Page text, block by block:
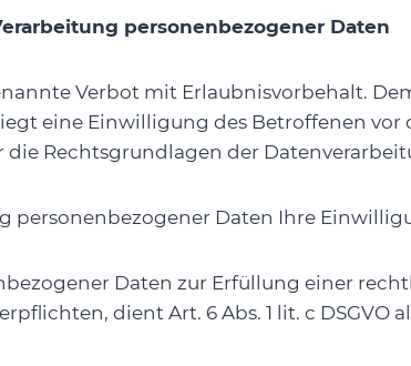
personenbezogener Daten
Verbot mit Erlaubnisvorbehalt.
eine Einwilligung des Betroffenen
die Rechtsgrundlagen der
personenbezogener Daten Ihre
Daten zur Erfüllung einer
dient Art. 6 Abs. 1 lit. c DSGVO